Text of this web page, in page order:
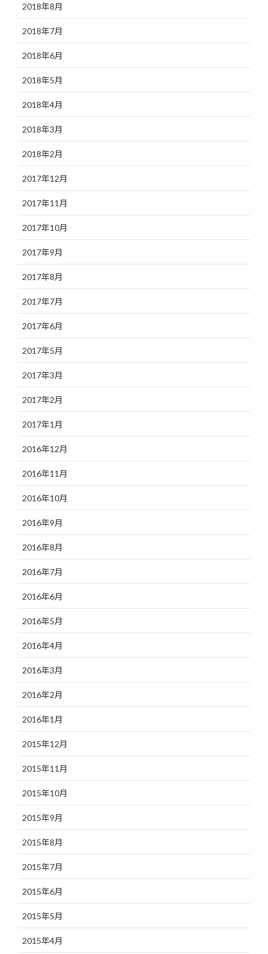
2018年8月
2018年7月
2018年6月
2018年5月
2018年4月
2018年3月
2018年2月
2017年12月
2017年11月
2017年10月
2017年9月
2017年8月
2017年7月
2017年6月
2017年5月
2017年3月
2017年2月
2017年1月
2016年12月
2016年11月
2016年10月
2016年9月
2016年8月
2016年7月
2016年6月
2016年5月
2016年4月
2016年3月
2016年2月
2016年1月
2015年12月
2015年11月
2015年10月
2015年9月
2015年8月
2015年7月
2015年6月
2015年5月
2015年4月